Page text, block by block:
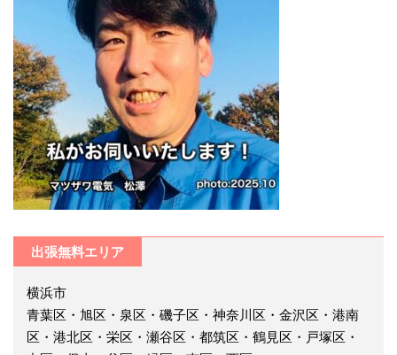
出張無料エリア
横浜市
青葉区・旭区・泉区・磯子区・神奈川区・金沢区・港南
区・港北区・栄区・瀬谷区・都筑区・鶴見区・戸塚区・